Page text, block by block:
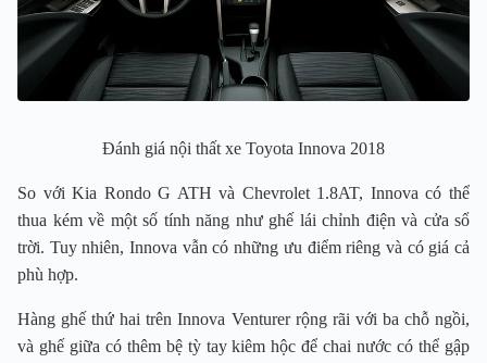
Đánh giá nội thất xe Toyota Innova 2018
So với Kia Rondo G ATH và Chevrolet 1.8AT, Innova có thể
thua kém về một số tính năng như ghế lái chỉnh điện và cửa sổ
trời. Tuy nhiên, Innova vẫn có những ưu điểm riêng và có giá cả
phù hợp.
Hàng ghế thứ hai trên Innova Venturer rộng rãi với ba chỗ ngồi,
và ghế giữa có thêm bệ tỳ tay kiêm hộc để chai nước có thể gập